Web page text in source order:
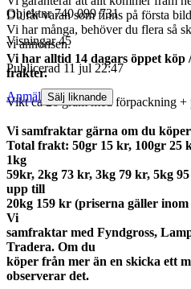
Du får varan som finns på första
Vi har många, behöver du flera så
vi annonsen.
Vi har alltid 14 dagars öppet
frakter.
Vikt ca 26 gram med förpackning +
Vi samfraktar gärna om du
Total frakt: 50gr 15 kr, 100gr 25
1kg
59kr, 2kg 73 kr, 3kg 79 kr, 5kg
upp till
20kg 159 kr (priserna gäller inom
Vi
samfraktar med Fyndgross,
Tradera. Om du
köper från mer än en skicka ett
observerar det.
Objektnr 740 099 731
Visningar 45
Publicerad 11 jul 22:47
Anmäl Sälj liknande